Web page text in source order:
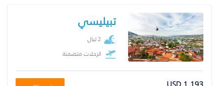
تبيليسي
2 ليال
الرحلات متضمنة